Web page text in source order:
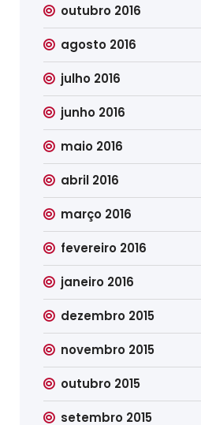
outubro 2016
agosto 2016
julho 2016
junho 2016
maio 2016
abril 2016
março 2016
fevereiro 2016
janeiro 2016
dezembro 2015
novembro 2015
outubro 2015
setembro 2015